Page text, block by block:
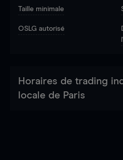
Taille minimale
OSLG autorisé
Horaires de trading
locale de Paris